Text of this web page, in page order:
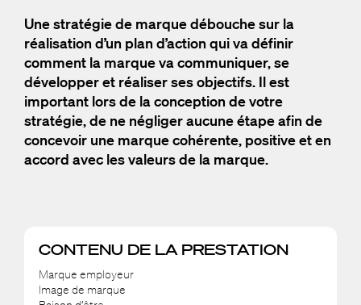
Une stratégie de marque débouche sur la
réalisation d’un plan d’action qui va définir
comment la marque va communiquer, se
développer et réaliser ses objectifs. Il est
important lors de la conception de votre
stratégie, de ne négliger aucune étape afin de
concevoir une marque cohérente, positive et en
accord avec les valeurs de la marque.
CONTENU DE LA PRESTATION
Marque employeur
Image de marque